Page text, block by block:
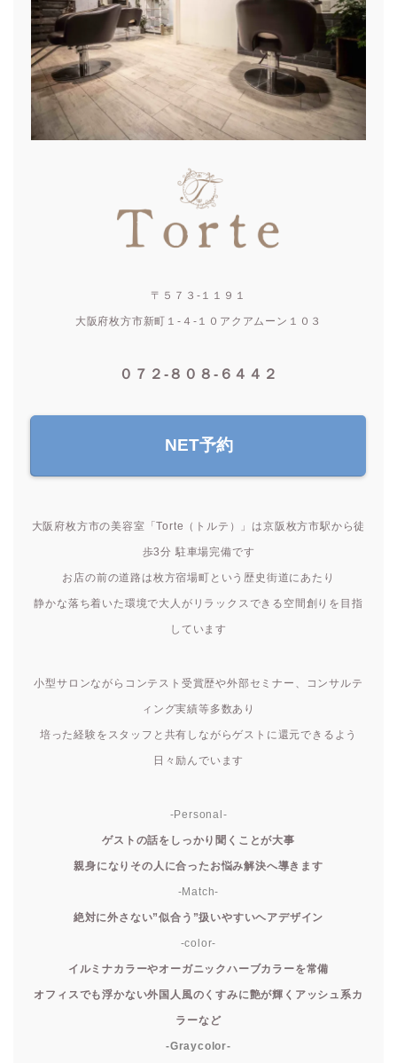
〒５７３-１１９１
大阪府枚方市新町１-４-１０アクアムーン１０３
０７２-８０８-６４４２
NET予約
大阪府枚方市の美容室「Torte（トルテ）」は京阪枚方市駅から徒
歩3分 駐車場完備です
お店の前の道路は枚方宿場町という歴史街道にあたり
静かな落ち着いた環境で大人がリラックスできる空間創りを目指
しています
小型サロンながらコンテスト受賞歴や外部セミナー、コンサルテ
ィング実績等多数あり
培った経験をスタッフと共有しながらゲストに還元できるよう
日々励んでいます
-Personal-
ゲストの話をしっかり聞くことが大事
親身になりその人に合ったお悩み解決へ導きます
-Match-
絶対に外さない”似合う”扱いやすいヘアデザイン
-color-
イルミナカラーやオーガニックハーブカラーを常備
オフィスでも浮かない外国人風のくすみに艶が輝くアッシュ系カ
ラーなど
-Graycolor-